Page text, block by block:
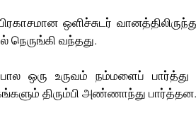
ஒளிச்சுடர்
நெருங்கி வந்தது.
ஒரு உருவம் நம்மளைப் பார்த்து
திரும்பி அண்ணாந்து பார்த்தன.